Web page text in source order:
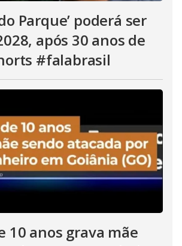
Parque’ poderá ser
após 30 anos de
#falabrasil
10 anos grava mãe